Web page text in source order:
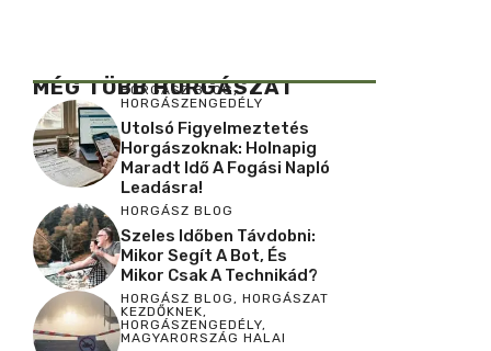
MÉG TÖBB HORGÁSZAT
HORGÁSZ BLOG,
HORGÁSZENGEDÉLY
Utolsó Figyelmeztetés
Horgászoknak: Holnapig
Maradt Idő A Fogási Napló
Leadásra!
HORGÁSZ BLOG
Szeles Időben Távdobni:
Mikor Segít A Bot, És
Mikor Csak A Technikád?
HORGÁSZ BLOG, HORGÁSZAT
KEZDŐKNEK,
HORGÁSZENGEDÉLY,
MAGYARORSZÁG HALAI